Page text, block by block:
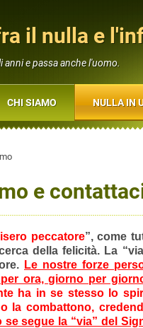
il nulla e
anni e passa anche l'uomo.
e
peccatore”, come
della felicità. La
Le nostre forze
ora, giorno per
ha in se stesso lo
la combattono,
se segue la “via” del
CHI SIAMO NULLA IN